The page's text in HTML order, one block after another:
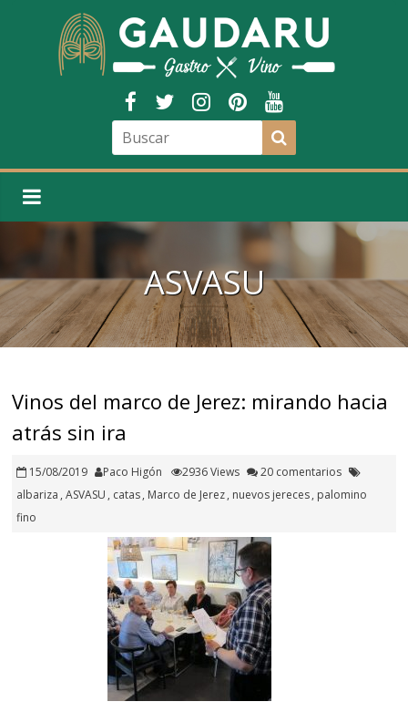
ASVASU
Vinos del marco de Jerez: mirando hacia
atrás sin ira
15/08/2019 Paco Higón 2936 Views
20 comentarios
albariza ,ASVASU , catas, Marco de Jerez, nuevos jereces, palomino
fino